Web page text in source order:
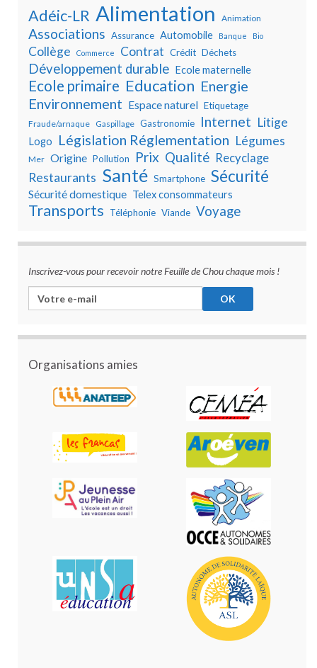
Adéic-LR Alimentation Animation
Associations Assurance Automobile Banque Bio
Collège Commerce Contrat Crédit Déchets
Développement durable Ecole maternelle
Ecole primaire Education Energie
Environnement Espace naturel Etiquetage
Fraude/arnaque Gaspillage Gastronomie Internet Litige
Logo Législation Réglementation Légumes
Mer Origine Pollution Prix Qualité Recyclage
Restaurants Santé Smartphone Sécurité
Sécurité domestique Telex consommateurs
Transports Téléphonie Viande Voyage
Inscrivez-vous pour recevoir notre Feuille de Chou chaque mois !
Organisations amies